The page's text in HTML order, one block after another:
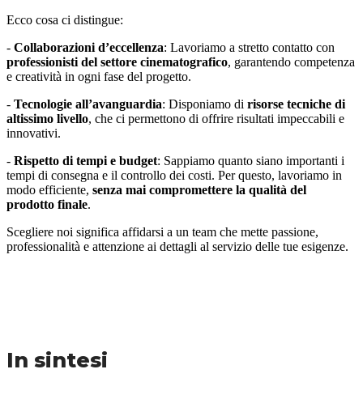
Ecco cosa ci distingue:
- Collaborazioni d’eccellenza: Lavoriamo a stretto contatto con
professionisti del settore cinematografico, garantendo competenza
e creatività in ogni fase del progetto.
- Tecnologie all’avanguardia: Disponiamo di risorse tecniche di
altissimo livello, che ci permettono di offrire risultati impeccabili e
innovativi.
- Rispetto di tempi e budget: Sappiamo quanto siano importanti i
tempi di consegna e il controllo dei costi. Per questo, lavoriamo in
modo efficiente, senza mai compromettere la qualità del
prodotto finale.
Scegliere noi significa affidarsi a un team che mette passione,
professionalità e attenzione ai dettagli al servizio delle tue esigenze.
In sintesi